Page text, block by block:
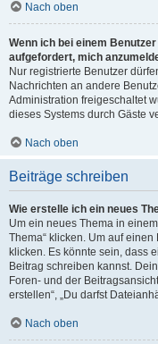
Nach oben
Wenn ich bei einem
aufgefordert, mich
Nur registrierte Benutzer
Nachrichten an andere
Administration freigeschaltet
dieses Systems durch Gäste
Nach oben
Beiträge schreiben
Wie erstelle ich ein neues
Um ein neues Thema in
Thema“ klicken. Um auf einen
klicken. Es könnte sein, dass
Beitrag schreiben kannst.
Foren- und der
erstellen“, „Du darfst
Nach oben